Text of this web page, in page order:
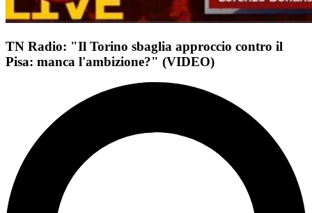
TN Radio: "Il Torino sbaglia approccio contro il
Pisa: manca l'ambizione?" (VIDEO)